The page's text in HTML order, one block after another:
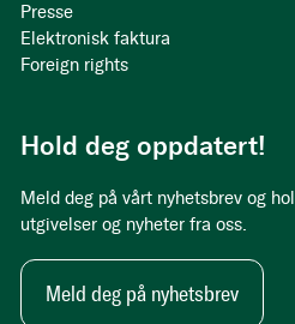
Presse
Elektronisk faktura
Foreign rights
Hold deg oppdatert!
Meld deg på vårt nyhetsbrev og
utgivelser og nyheter fra oss.
Meld deg på nyhetsbrev